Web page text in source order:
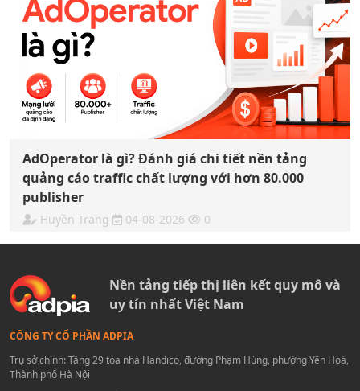
AdOperator là gì? Đánh giá chi tiết nền tảng
quảng cáo traffic chất lượng với hơn 80.000
publisher
Huyền Trang 04-08-2026 0
Nền tảng tiếp thị liên kết quy mô và
uy tín nhất Việt Nam
CÔNG TY CỔ PHẦN ADPIA
Trụ sở chính: Tầng 29 tòa nhà Handico, đường Phạm Hùng, phường Yên Hoà,
Thành phố Hà Nội